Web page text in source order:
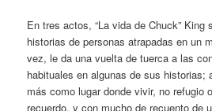
En tres actos, “La vida de Chuck” King
historias de personas atrapadas en un
vez, le da una vuelta de tuerca a las
habituales en algunas de sus historias;
más como lugar donde vivir, no refugio
recuerdo, y con mucho de recuento de